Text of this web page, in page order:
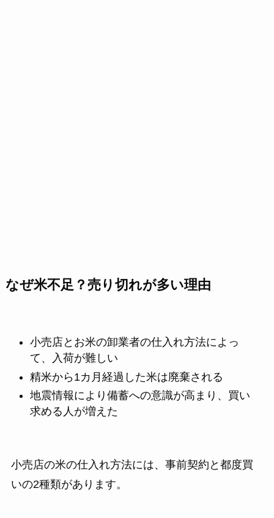
なぜ米不足？売り切れが多い理由
小売店とお米の卸業者の仕入れ方法によっ
て、入荷が難しい
精米から1カ月経過した米は廃棄される
地震情報により備蓄への意識が高まり、買い
求める人が増えた
小売店の米の仕入れ方法には、事前契約と都度買
いの2種類があります。